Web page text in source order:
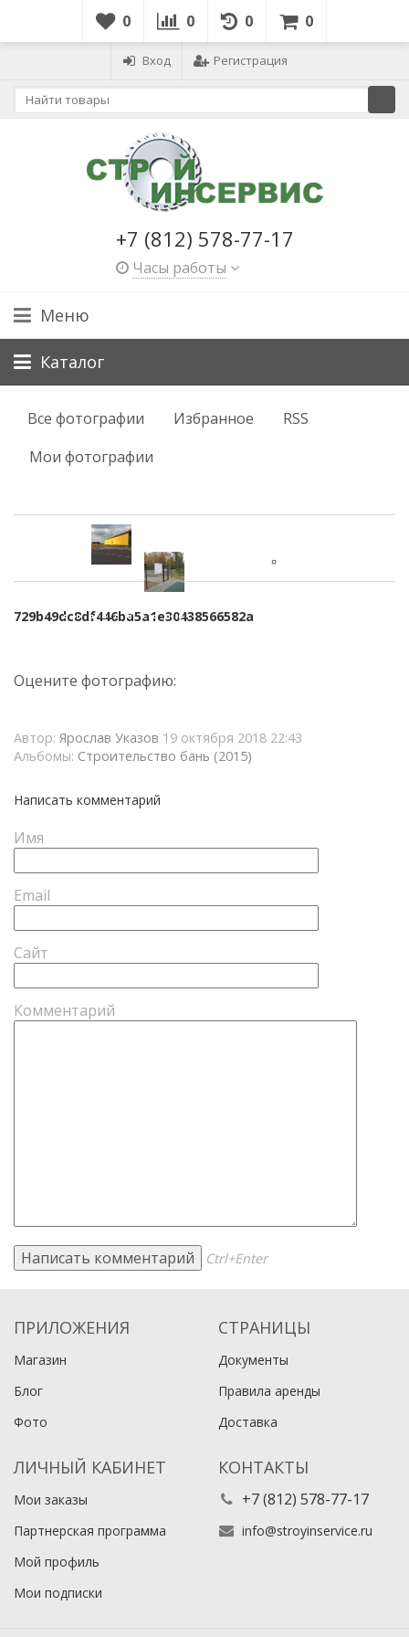
0 0 0 0
Вход Регистрация
+7 (812) 578-77-17
Часы работы
Меню
Каталог
Все фотографии Избранное
RSS
Мои фотографии
729b49dc8df446ba5a1e30438566582a
Оцените фотографию:
Автор: Ярослав Указов 19 октября 2018 22:43
Альбомы: Строительство бань (2015)
Написать комментарий
Имя
Email
Сайт
Комментарий
Ctrl+Enter
ПРИЛОЖЕНИЯ
Магазин
Блог
Фото
СТРАНИЦЫ
Документы
Правила аренды
Доставка
ЛИЧНЫЙ КАБИНЕТ
Мои заказы
Партнерская программа
Мой профиль
Мои подписки
КОНТАКТЫ
+7 (812) 578-77-17
info@stroyinservice.ru